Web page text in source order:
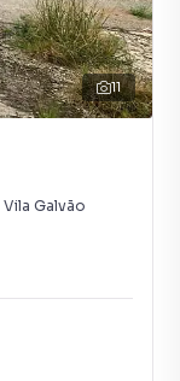
11
Vila Galvão